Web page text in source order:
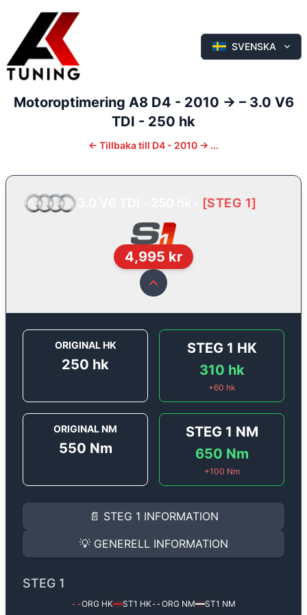
SVENSKA
Motoroptimering A8 D4 - 2010 -> – 3.0 V6
TDI - 250 hk
← Tillbaka till D4 - 2010 -> ...
[STEG 1]
4,995 kr
ORIGINAL HK
250 hk
STEG 1 HK
310 hk
+60 hk
ORIGINAL NM
550 Nm
STEG 1 NM
650 Nm
+100 Nm
📄 STEG 1 INFORMATION
INFORMATION
Steg 1
Audi A8 3.0 V6 TDI - 250
Effekten ökar från250 hktill310 hkoch
(+60 hk & +100 Nm).
Ger mer effekt, högre vridmoment, lägre
Steg 1 mjukvara justerar vi ett antal
💡 GENERELL INFORMATION
✅ All mjukvara är skräddarsydd för din bil
✅ Felsökning inann samt efter optimering
STEG 1
--ORG HK━━ST1 HK--ORG NM━━ST1 NM